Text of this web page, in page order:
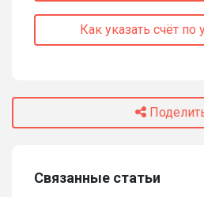
Как указать счёт
Связанные статьи